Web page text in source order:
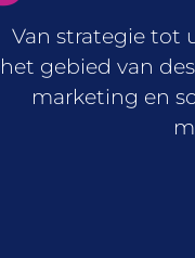
Van strategie tot
het gebied van
marketing en